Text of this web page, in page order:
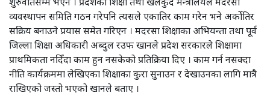
व्यवस्थापन समिति गठन गरेपनि त्यसले एकातिर काम गरेन भने अर्कोतिर
सक्रिय बनाउने प्रयास समेत गरिएन । मदरसा शिक्षाका अभियन्ता तथा पूर्व
जिल्ला शिक्षा अधिकारी अब्दुल रउफ खानले प्रदेश सरकारले शिक्षामा
प्राथमिकता नदिँदा काम हुन नसकेको प्रतिक्रिया दिए । काम गर्न नसक्दा
नीति कार्यक्रममा लेखिएका शिक्षाका कुरा सुनाउन र देखाउनका लागि मात्रै
राखिएको जस्तो भएको खानले बताए ।